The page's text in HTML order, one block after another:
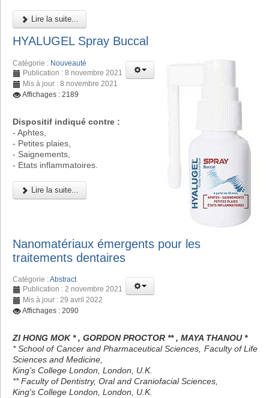
Lire la suite...
HYALUGEL Spray Buccal
Catégorie : Nouveauté
Publication : 8 novembre 2021
Mis à jour : 8 novembre 2021
Affichages : 2189
Dispositif indiqué contre :
- Aphtes,
- Petites plaies,
- Saignements,
- Etats inflammatoires.
Lire la suite...
Nanomatériaux émergents pour les
traitements dentaires
Catégorie :Abstract
Publication : 2 novembre 2021
Mis à jour : 29 avril 2022
Affichages : 2090
ZI HONG MOK * , GORDON PROCTOR ** , MAYA THANOU *
* School of Cancer and Pharmaceutical Sciences, Faculty of Life
Sciences and Medicine,
King's College London, London, U.K.
** Faculty of Dentistry, Oral and Craniofacial Sciences,
King's College London, London, U.K.